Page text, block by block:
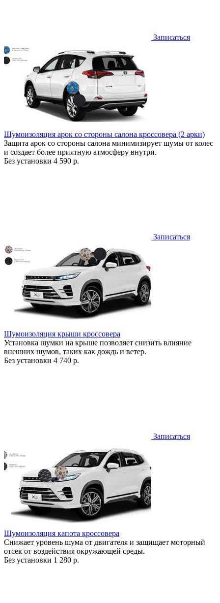
Записаться
Шумоизоляция арок со стороны салона кроссовера (2 арки)
Защита арок со стороны салона минимизирует шумы от колес
и создает более приятную атмосферу внутри.
Без установки 4 590 р.
Записаться
Шумоизоляция крыши кроссовера
Установка шумки на крыше позволяет снизить влияние
внешних шумов, таких как дождь и ветер.
Без установки 4 740 р.
Записаться
Шумоизоляция капота кроссовера
Снижает уровень шума от двигателя и защищает моторный
отсек от воздействия окружающей среды.
Без установки 1 280 р.